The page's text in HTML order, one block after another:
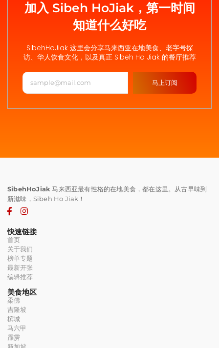
加入 Sibeh HoJiak，第一时间
知道什么好吃
SibehHoJiak 这里会分享马来西亚在地美食、老字号探
访、华人饮食文化，以及真正 Sibeh Ho Jiak 的餐厅推荐
马上订阅
SibehHoJiak 马来西亚最有性格的在地美食，都在这里。从古早味到
新滋味，Sibeh Ho Jiak！
快速链接
首页
关于我们
榜单专题
最新开张
编辑推荐
美食地区
柔佛
吉隆坡
槟城
马六甲
霹雳